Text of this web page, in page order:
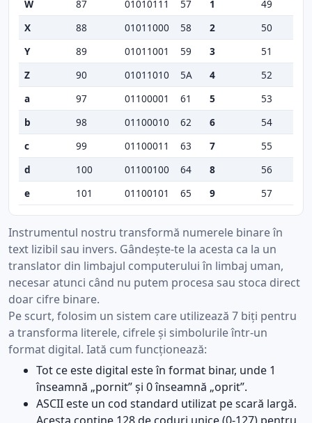
W
87 01010111 57 1 49
X
88 01011000 58 2 50
Y
89 01011001 59 3 51
Z
90 01011010 5A 4 52
a
97 01100001 61 5 53
b
98 01100010 62 6 54
c
99 01100011 63 7 55
d
100 01100100 64 8 56
e
101 01100101 65 9 57
Instrumentul nostru transformă numerele binare în
text lizibil sau invers. Gândește-te la acesta ca la un
translator din limbajul computerului în limbaj uman,
necesar atunci când nu putem procesa sau stoca direct
doar cifre binare.
Pe scurt, folosim un sistem care utilizează 7 biți pentru
a transforma literele, cifrele și simbolurile într-un
format digital. Iată cum funcționează:
Tot ce este digital este în format binar, unde 1
înseamnă „pornit” și 0 înseamnă „oprit”.
ASCII este un cod standard utilizat pe scară largă.